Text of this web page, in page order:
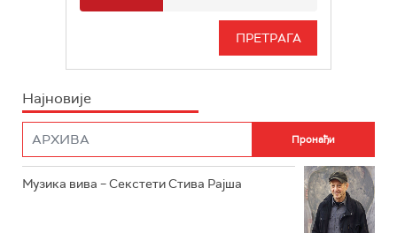
РАДИО БЕОГРАД 3
РАДИО РОКЕНРОЛЕР
ИНФО
Најновије
Музика вива – Секстети Стива Рајша